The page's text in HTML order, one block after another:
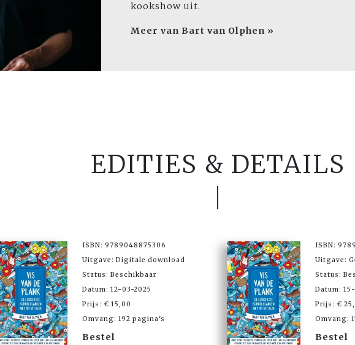
kookshow uit.
Meer van Bart van Olphen »
EDITIES & DETAILS
ISBN: 9789048875306
Uitgave: Digitale download
Status: Beschikbaar
Datum: 12-03-2025
Prijs: € 15,00
Omvang: 192 pagina's
Bestel
ISBN:
Uitgave:
Status:
Datum:
Prijs: €
Omvang:
Bestel